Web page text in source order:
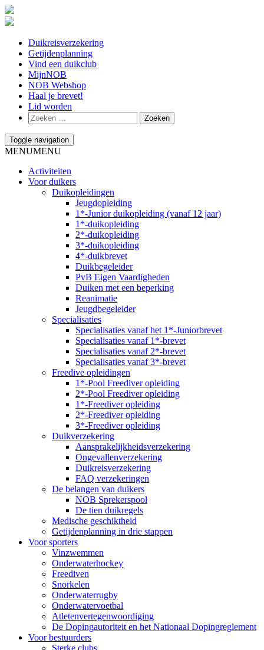
Duikreisverzekering
Getijdenplanning
Vind een duikclub
MijnNOB
NOB Webshop
Haal je brevet!
Lid worden
Toggle navigation
MENUMENU
Activiteiten
Voor duikers
Duikopleidingen
Jeugdopleiding
1*-Junior duikopleiding (vanaf 12 jaar)
1*-duikopleiding
2*-duikopleiding
3*-duikopleiding
4*-duikbrevet
Duikbegeleider
PvB Eigen Vaardigheden
Duiken met een beperking
Reanimatie
Jeugdbegeleider
Specialisaties
Specialisaties vanaf het 1*-Juniorbrevet
Specialisaties vanaf 1*-brevet
Specialisaties vanaf 2*-brevet
Specialisaties vanaf 3*-brevet
Freedive opleidingen
1*-Pool Freediver opleiding
2*-Pool Freediver opleiding
1*-Freediver opleiding
2*-Freediver opleiding
3*-Freediver opleiding
Duikverzekering
Aansprakelijkheidsverzekering
Ongevallenverzekering
Duikreisverzekering
FAQ verzekeringen
De belangen van duikers
NOB Sprekerspool
De tien duikregels
Medische geschiktheid
Getijdenplanning in drie stappen
Voor sporters
Vinzwemmen
Onderwaterhockey
Freediven
Snorkelen
Onderwaterrugby
Onderwatervoetbal
Atletenvertegenwoordiging
De Dopingautoriteit en het Nationaal Dopingreglement
Voor bestuurders
Sterke clubs